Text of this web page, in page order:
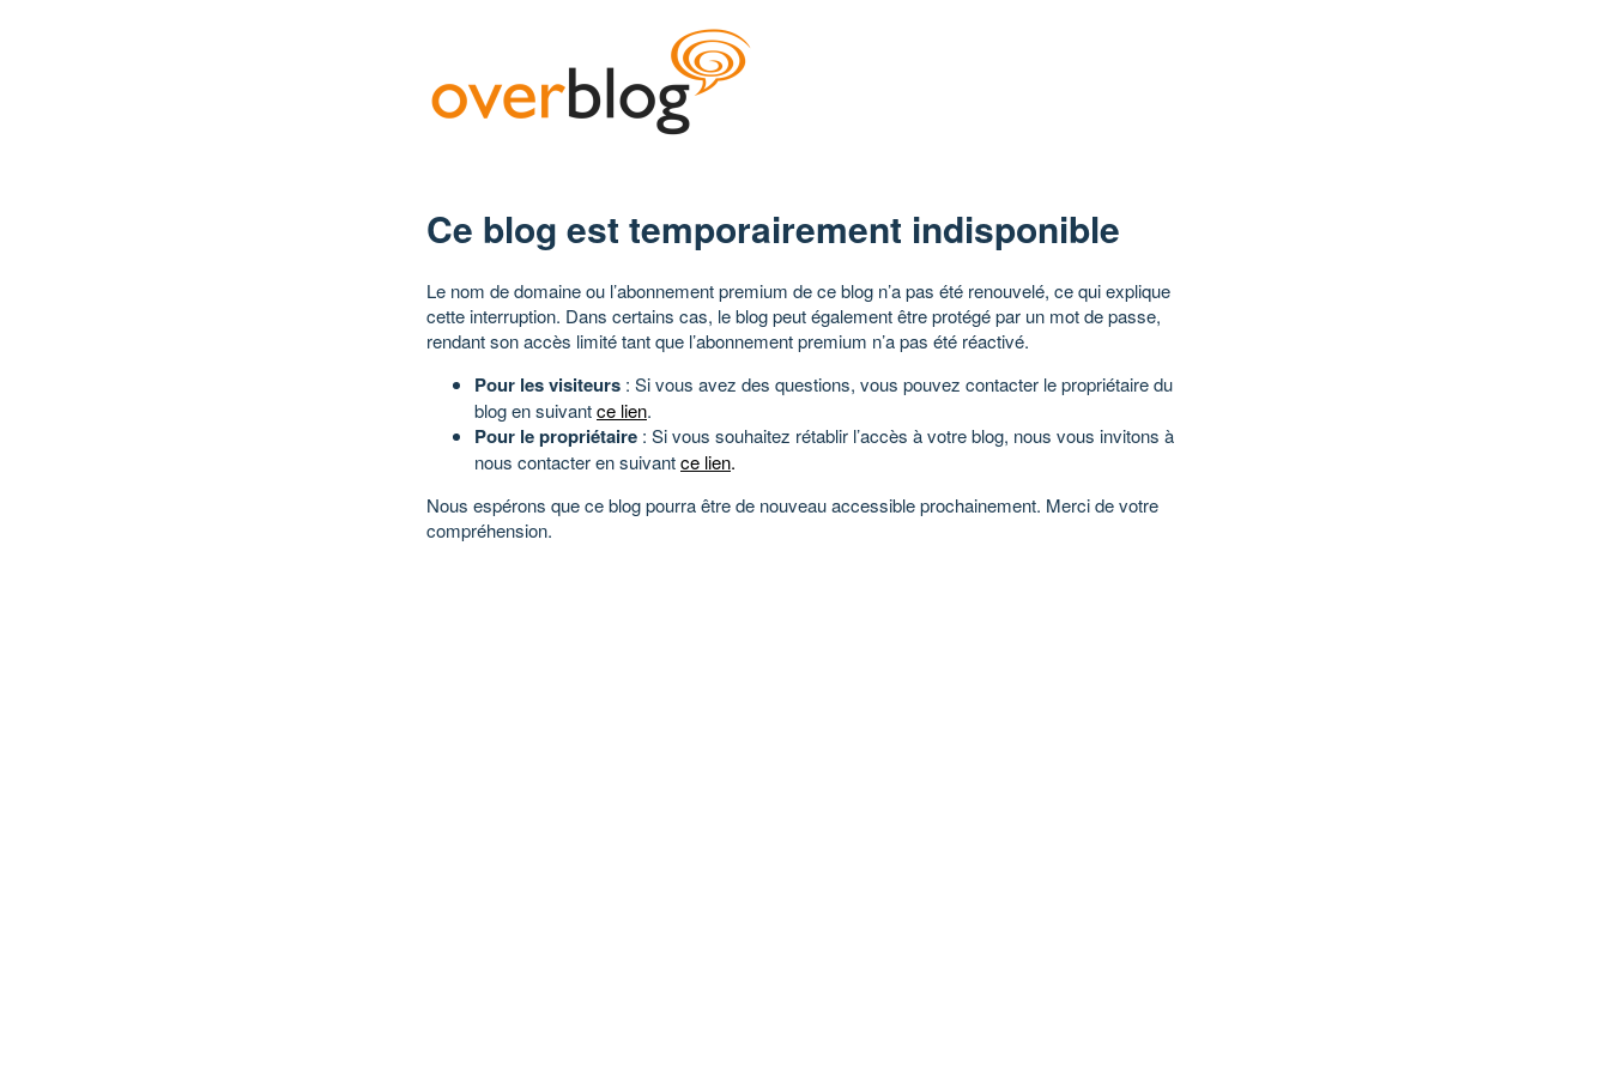
Ce blog est temporairement indisponible
Le nom de domaine ou l’abonnement premium de ce blog n’a pas été renouvelé, ce qui explique
cette interruption. Dans certains cas, le blog peut également être protégé par un mot de passe,
rendant son accès limité tant que l’abonnement premium n’a pas été réactivé.
Pour les visiteurs : Si vous avez des questions, vous pouvez contacter le propriétaire du
blog en suivantce lien.
Pour le propriétaire : Si vous souhaitez rétablir l’accès à votre blog, nous vous invitons à
nous contacter en suivantce lien.
Nous espérons que ce blog pourra être de nouveau accessible prochainement. Merci de votre
compréhension.